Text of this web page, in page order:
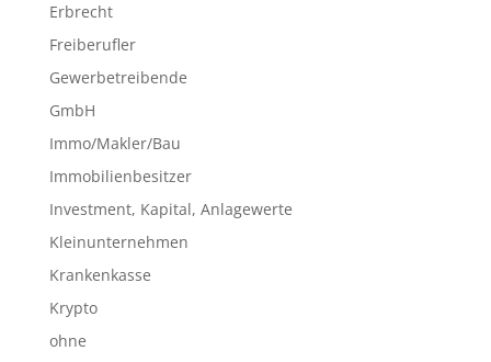
Erbrecht
Freiberufler
Gewerbetreibende
GmbH
Immo/Makler/Bau
Immobilienbesitzer
Investment, Kapital, Anlagewerte
Kleinunternehmen
Krankenkasse
Krypto
ohne